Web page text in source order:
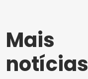
Mais
notícias